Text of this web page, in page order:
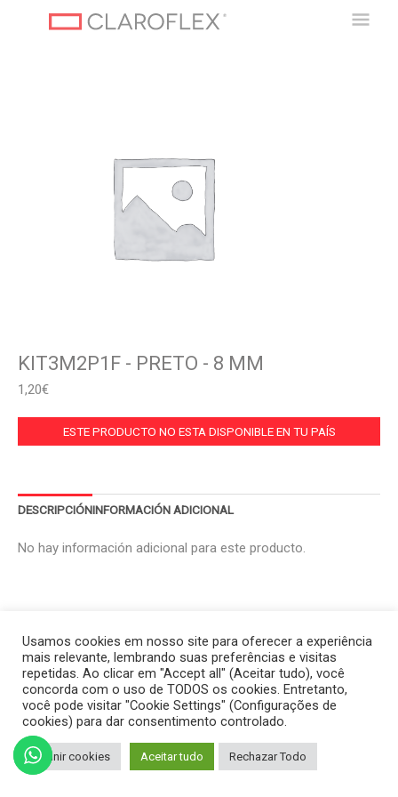
KIT3M2P1F - PRETO - 8 MM
1,20€
ESTE PRODUCTO NO ESTA DISPONIBLE EN TU PAÍS
DESCRIPCIÓNINFORMACIÓN ADICIONAL
No hay información adicional para este producto.
Usamos cookies em nosso site para oferecer a experiência
mais relevante, lembrando suas preferências e visitas
repetidas. Ao clicar em "Accept all" (Aceitar tudo), você
concorda com o uso de TODOS os cookies. Entretanto,
você pode visitar "Cookie Settings" (Configurações de
cookies) para dar consentimento controlado.
Definir cookies Aceitar tudo Rechazar Todo